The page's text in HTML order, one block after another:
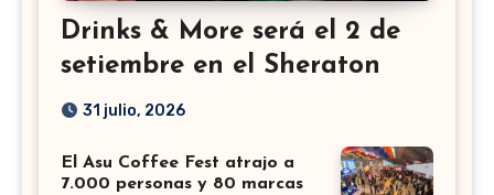
Drinks & More será el 2 de
setiembre en el Sheraton
31 julio, 2026
El Asu Coffee Fest atrajo a
7.000 personas y 80 marcas